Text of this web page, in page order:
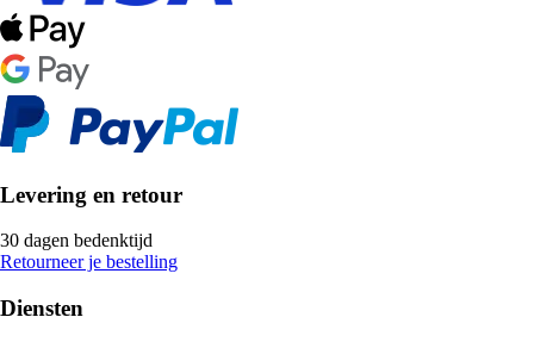
Levering en retour
30 dagen bedenktijd
Retourneer je bestelling
Diensten